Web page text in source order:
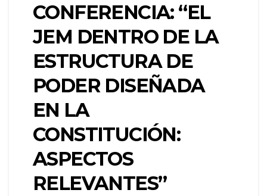
CONFERENCIA: “EL
JEM DENTRO DE LA
ESTRUCTURA DE
PODER DISEÑADA
EN LA
CONSTITUCIÓN:
ASPECTOS
RELEVANTES”